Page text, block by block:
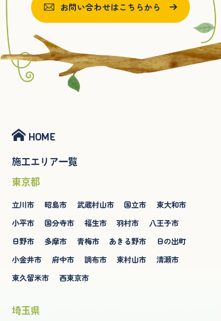
お問い合わせはこちらから
HOME
施工エリア一覧
東京都
立川市 昭島市 武蔵村山市 国立市
東大和市
小平市
国分寺市 福生市 羽村市
八王子市
日野市
多摩市 青梅市 あきる野市
日の出町
小金井市
府中市 調布市 東村山市
清瀬市
東久留米市
西東京市
埼玉県